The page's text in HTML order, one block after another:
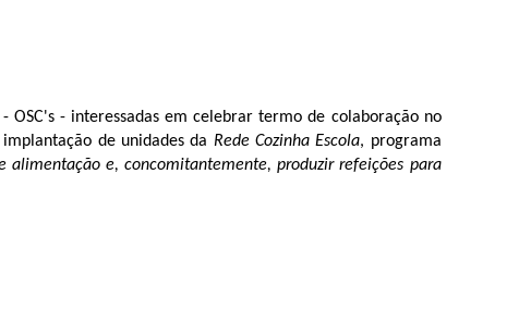
OSC's - interessadas em celebrar termo de colaboração no
de unidades da Rede Cozinha Escola, programa
e, concomitantemente, produzir refeições para